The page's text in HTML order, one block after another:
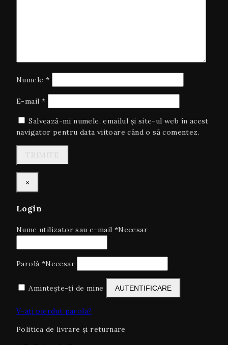
Numele *
E-mail *
Salvează-mi numele, emailul și site-ul web în acest
navigator pentru data viitoare când o să comentez.
×
Login
Nume utilizator sau e-mail *Necesar
Parolă *Necesar
Amintește-ți de mine AUTENTIFICARE
V-ați pierdut parola?
Politica de livrare și returnare